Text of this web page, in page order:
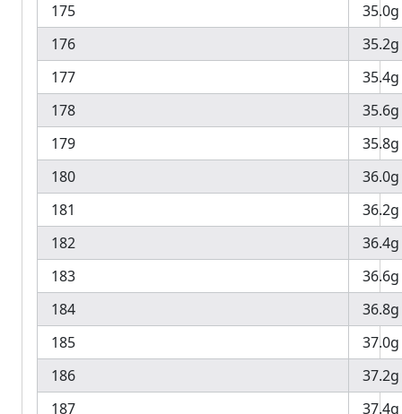
175
35.0g
176
35.2g
177
35.4g
178
35.6g
179
35.8g
180
36.0g
181
36.2g
182
36.4g
183
36.6g
184
36.8g
185
37.0g
186
37.2g
187
37.4g